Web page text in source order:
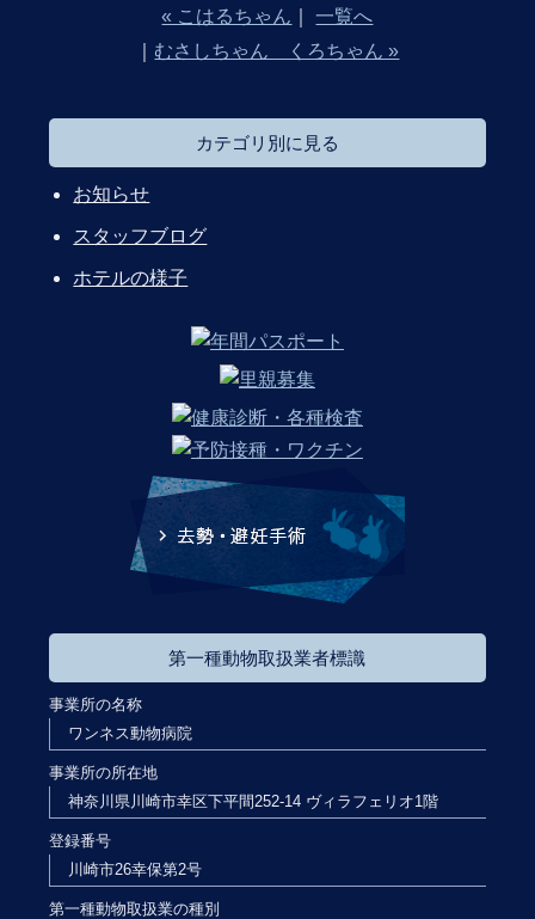
« こはるちゃん
一覧へ
むさしちゃん くろちゃん »
カテゴリ別に見る
お知らせ
スタッフブログ
ホテルの様子
第一種動物取扱業者標識
事業所の名称
ワンネス動物病院
事業所の所在地
神奈川県川崎市幸区下平間252-14 ヴィラフェリオ1階
登録番号
川崎市26幸保第2号
第一種動物取扱業の種別